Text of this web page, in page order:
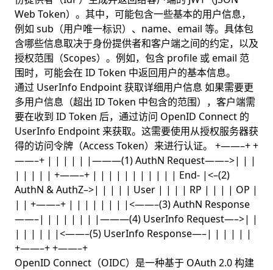
Web Token）。其中，可能包含一些基本的用户信息，
例如 sub（用户唯一标识）、name、email 等。具体包
含哪些信息取决于身份提供者和客户端之间的约定，以及
授权范围（Scopes）。例如，包含 profile 或 email 范
围时，可能会在 ID Token 中返回用户的基本信息。
通过 UserInfo Endpoint 获取详细用户信息 如果需要更
多用户信息（超出 ID Token 中包含的范围），客户端需
要在收到 ID Token 后，通过访问 OpenID Connect 的
UserInfo Endpoint 来获取。这需要使用从授权服务器获
得的访问令牌（Access Token）来进行认证。 +——–+ +
——–+ | | | | | |———(1) AuthN Request——–>| | |
| | | | | +——–+ | | | | | | | | | | | End- |<–(2)
AuthN & AuthZ–>| | | | | User | | | | RP | | | | OP |
| | +——–+ | | | | | | | |<——–(3) AuthN Response
——–| | | | | | | |———(4) UserInfo Request—–>| |
| | | | | |<——–(5) UserInfo Response—–| | | | | |
+——–+ +——–+
OpenID Connect（OIDC）是一种基于 OAuth 2.0 构建